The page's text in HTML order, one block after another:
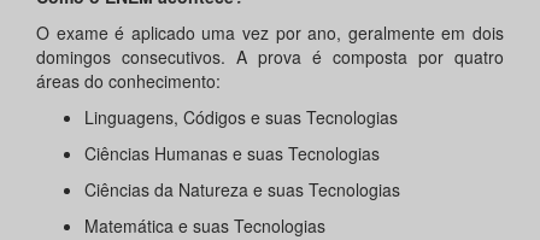
O exame é aplicado uma vez por ano, geralmente em dois
domingos consecutivos. A prova é composta por quatro
áreas do conhecimento:
Linguagens, Códigos e suas Tecnologias
Ciências Humanas e suas Tecnologias
Ciências da Natureza e suas Tecnologias
Matemática e suas Tecnologias